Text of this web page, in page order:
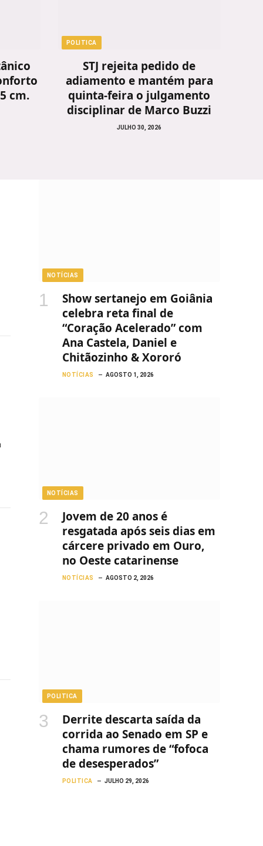
cm.
POLITICA
STJ rejeita pedido de
adiamento e mantém para
quinta-feira o julgamento
disciplinar de Marco Buzzi
JULHO 30, 2026
NOTÍCIAS
Show sertanejo em Goiânia
celebra reta final de
“Coração Acelerado” com
Ana Castela, Daniel e
Chitãozinho & Xororó
NOTÍCIAS AGOSTO 1, 2026
NOTÍCIAS
Jovem de 20 anos é
resgatada após seis dias em
cárcere privado em Ouro,
no Oeste catarinense
NOTÍCIAS AGOSTO 2, 2026
POLITICA
Derrite descarta saída da
corrida ao Senado em SP e
chama rumores de “fofoca
de desesperados”
POLITICA JULHO 29, 2026